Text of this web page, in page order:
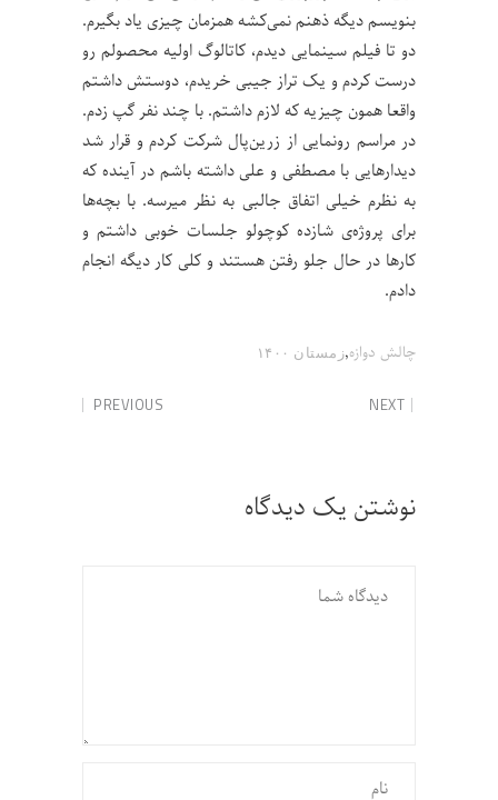
بنویسم دیگه ذهنم نمی‌کشه همزمان چیزی یاد بگیرم.
دو تا فیلم سینمایی دیدم، کاتالوگ اولیه محصولم رو
درست کردم و یک تراز جیبی خریدم، دوستش داشتم
واقعا همون چیزیه که لازم داشتم. با چند نفر گپ زدم.
در مراسم رونمایی از زرین‌پال شرکت کردم و قرار شد
دیدارهایی با مصطفی و علی داشته باشم در آینده که
به نظرم خیلی اتفاق جالبی به نظر میرسه. با بچه‌ها
برای پروژه‌ی شازده کوچولو جلسات خوبی داشتم و
کارها در حال جلو رفتن هستند و کلی کار دیگه انجام
دادم.
چالش دوازه,زمستان ۱۴۰۰
PREVIOUS NEXT
نوشتن یک دیدگاه